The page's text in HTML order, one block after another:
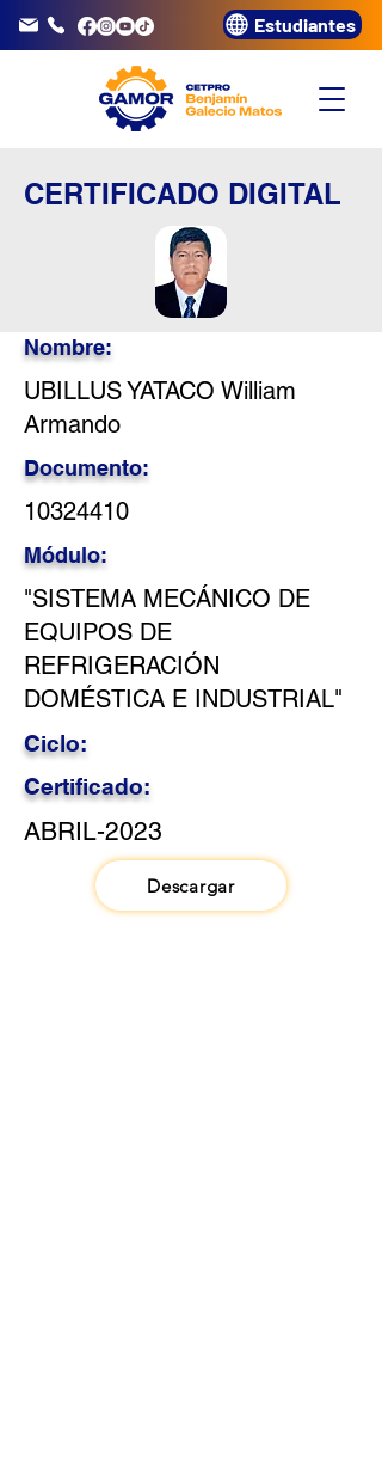
3320072 Estudiantes
CERTIFICADO DIGITAL
Nombre:
UBILLUS YATACO William
Armando
Documento:
10324410
Módulo:
"SISTEMA MECÁNICO DE
EQUIPOS DE
REFRIGERACIÓN
DOMÉSTICA E INDUSTRIAL"
Ciclo:
Certificado:
ABRIL-2023
Descargar